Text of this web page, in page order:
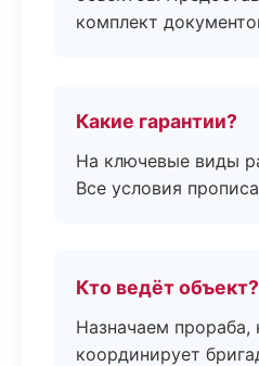
комплект
Какие гарантии?
На ключевые виды
Все условия
Кто ведёт объект?
Назначаем прораба,
координирует